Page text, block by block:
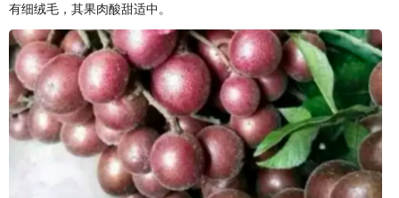
有细绒毛，其果肉酸甜适中。